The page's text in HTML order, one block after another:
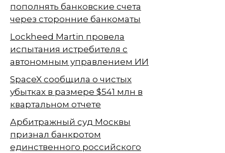
пополнять банковские счета
через сторонние банкоматы
Lockheed Martin провела
испытания истребителя с
автономным управлением ИИ
SpaceX сообщила о чистых
убытках в размере $541 млн в
квартальном отчете
Арбитражный суд Москвы
признал банкротом
единственного российского